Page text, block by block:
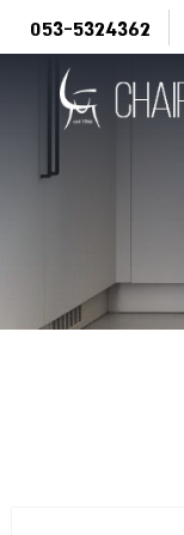
053-5324362